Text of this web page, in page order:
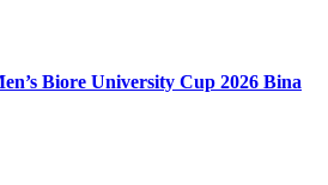
Biore University Cup 2026 Bina